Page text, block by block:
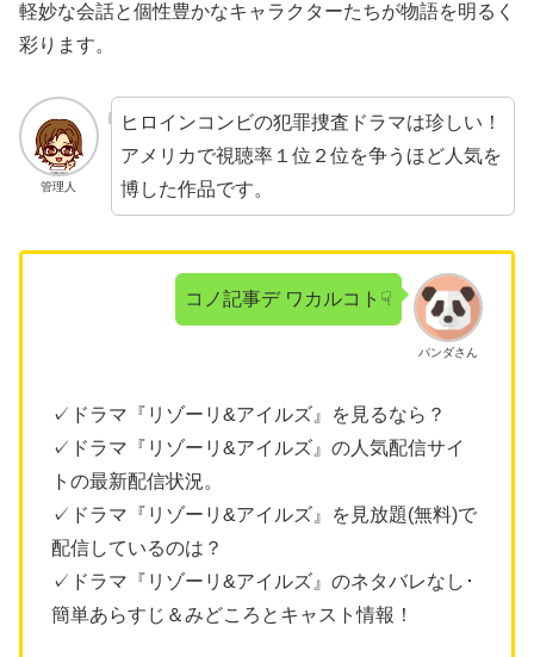
軽妙な会話と個性豊かなキャラクターたちが物語を明るく
彩ります。
管理人
ヒロインコンビの犯罪捜査ドラマは珍しい！
アメリカで視聴率１位２位を争うほど人気を
博した作品です。
パンダさん
コノ記事デ ワカルコト☟
✓ドラマ『リゾーリ&アイルズ』を見るなら？
✓ドラマ『リゾーリ&アイルズ』の人気配信サイ
トの最新配信状況。
✓ドラマ『リゾーリ&アイルズ』を見放題(無料)で
配信しているのは？
✓ドラマ『リゾーリ&アイルズ』のネタバレなし･
簡単あらすじ＆みどころとキャスト情報！